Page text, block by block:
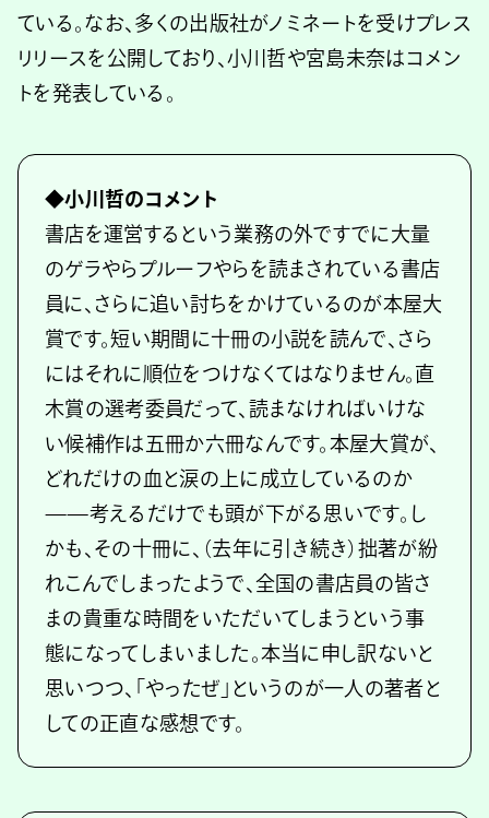
ている。なお、多くの出版社がノミネートを受けプレス
リリースを公開しており、小川哲や宮島未奈はコメン
トを発表している。
◆小川哲のコメント
書店を運営するという業務の外ですでに大量
のゲラやらプルーフやらを読まされている書店
員に、さらに追い討ちをかけているのが本屋大
賞です。短い期間に十冊の小説を読んで、さら
にはそれに順位をつけなくてはなりません。直
木賞の選考委員だって、読まなければいけな
い候補作は五冊か六冊なんです。本屋大賞が、
どれだけの血と涙の上に成立しているのか
——考えるだけでも頭が下がる思いです。し
かも、その十冊に、（去年に引き続き）拙著が紛
れこんでしまったようで、全国の書店員の皆さ
まの貴重な時間をいただいてしまうという事
態になってしまいました。本当に申し訳ないと
思いつつ、「やったぜ」というのが一人の著者と
しての正直な感想です。